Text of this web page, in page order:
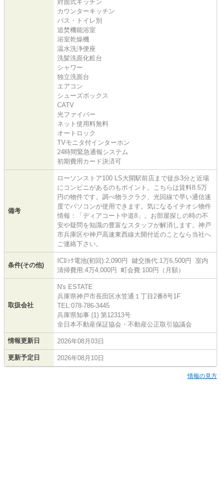
対面式キッチン
カウンターキッチン
バス・トイレ別
追焚機能浴室
浴室乾燥機
温水洗浄便座
洗髪洗面化粧台
シャワー
独立洗面台
エアコン
シューズボックス
CATV
光ファイバー
ネット使用料無料
オートロック
TVモニタ付インターホン
24時間緊急通報システム
初期費用カード決済可
備考
ローソンストア100 LS大開駅前店まで徒歩3分と近場
にコンビニがあるのもポイント。こちらは賃料8.5万
円の物件です。調べ物ラクラク、光回線で早い通信速
度でパソコンが使用できます。気になるイチオシ物件
情報：「ディアコート中道8」。お部屋探しの時の不
安や疑問を知識の豊富なスタッフが解消します。神戸
市兵庫区や神戸高速東西線大開付近のことなら当社へ
ご連絡下さい。
条件(その他)
ICﾛｯｸ電池(初回):2,090円 鍵交換代:1万6,500円 室内
清掃費用:4万4,000円 町会費:100円（月額）
取扱会社
N's ESTATE
兵庫県神戸市長田区水笠通１丁目2番8号1F
TEL:078-786-3445
兵庫県知事 (1) 第12313号
全日本不動産保証協会・不動産公正取引協議会
情報更新日 2026年08月03日
更新予定日 2026年08月10日
情報の見方